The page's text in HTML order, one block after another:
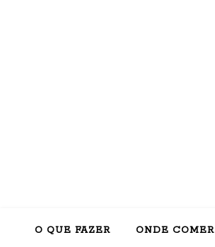
O QUE FAZER ONDE COMER